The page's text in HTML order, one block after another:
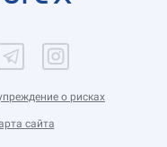
о рисках
сайта